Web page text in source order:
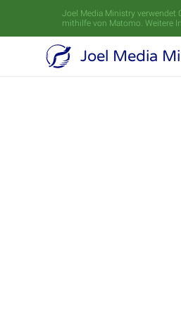
Joel Media Ministry verwendet
mithilfe von Matomo. Weitere
Joel Media